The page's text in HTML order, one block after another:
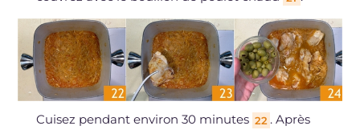
Cuisez pendant environ 30 minutes 22 . Après